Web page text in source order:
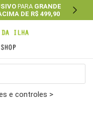
PARA GRANDE
DE R$ 499,90 Next
e controles >